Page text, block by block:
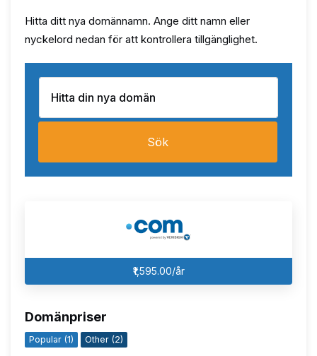
Hitta ditt nya domännamn. Ange ditt namn eller
nyckelord nedan för att kontrollera tillgänglighet.
Sök
₹1,595.00/år
Domänpriser
Popular (1) Other (2)